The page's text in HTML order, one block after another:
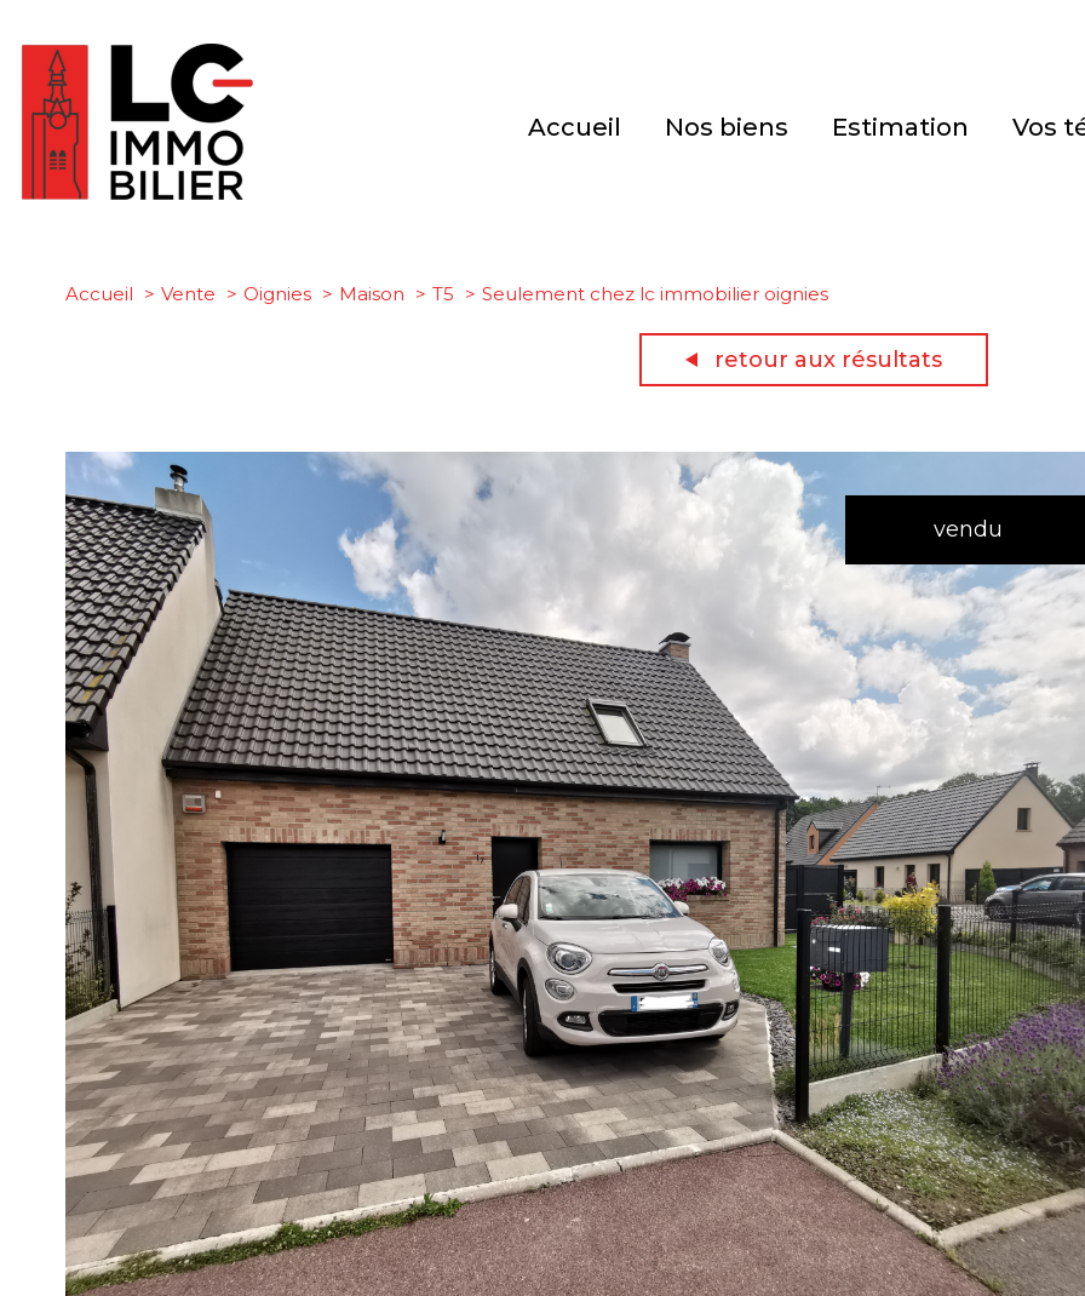
accueil nos biens estimation vos
Accueil Vente Oignies Maison T5 Seulement chez lc immobilier oignies
retour aux résultats
vendu